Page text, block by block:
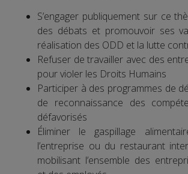
S’engager publiquement sur ce
des débats et promouvoir ses
réalisation des ODD et la lutte
Refuser de travailler avec des
pour violer les Droits Humains
Participer à des programmes de
de reconnaissance des
défavorisés
Éliminer le gaspillage
l’entreprise ou du restaurant
mobilisant l’ensemble des